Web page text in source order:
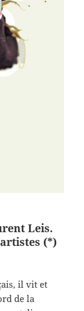
Leis.
(*)
il vit et
de la